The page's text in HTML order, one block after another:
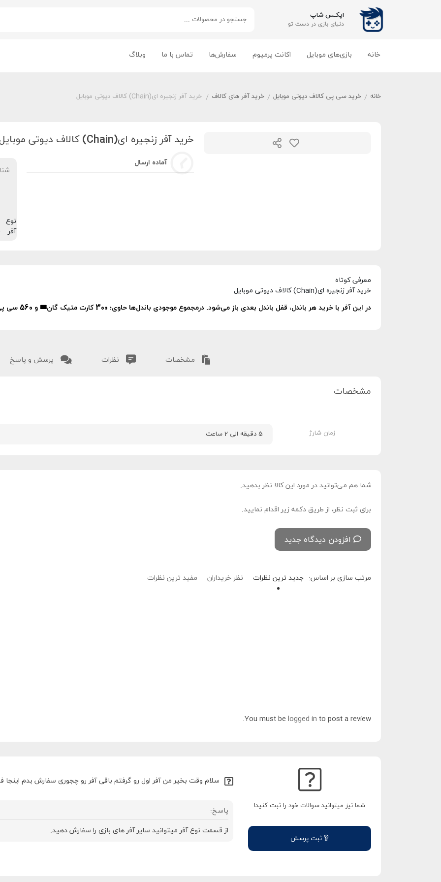
اپکـس شاپ
دنیای بازی‌ در دست تو
خانه بازی‌های موبایل اکانت پرمیوم سفارش‌ها تماس با ما وبلاگ
خانه / خرید سی پی کالاف دیوتی موبایل / خرید آفر های کالاف / خرید آفر زنجیره ای(Chain) کالاف دیوتی موبایل
خرید آفر زنجیره ای(Chain) کالاف دیوتی موبایل
آماده ارسال
نوع
آفر
معرفی کوتاه
خرید آفر زنجیره ای(Chain) کالاف دیوتی موبایل
در این آفر با خرید هر باندل، قفل باندل بعدی باز می‌شود. درمجموع موجودی باندل‌ها حاوی؛ 300 کارت متیک گان🎟 و 560 سی پی 💰 است.
مشخصات نظرات پرسش و پاسخ
مشخصات
زمان شارژ 5 دقیقه الی 2 ساعت
شما هم می‌توانید در مورد این کالا نظر بدهید.
برای ثبت نظر، از طریق دکمه زیر اقدام نمایید.
افزودن دیدگاه جدید
مرتب سازی بر اساس: جدید ترین نظرات نظر خریداران مفید ترین نظرات
You must be logged in to post a review.
شما نیز میتوانید سوالات خود را ثبت کنید!
سلام وقت بخیر من آفر اول رو گرفتم باقی آفر رو چجوری سفارش بدم
پاسخ:
از قسمت نوع آفر میتوانید سایر آفر های بازی را سفارش دهید.